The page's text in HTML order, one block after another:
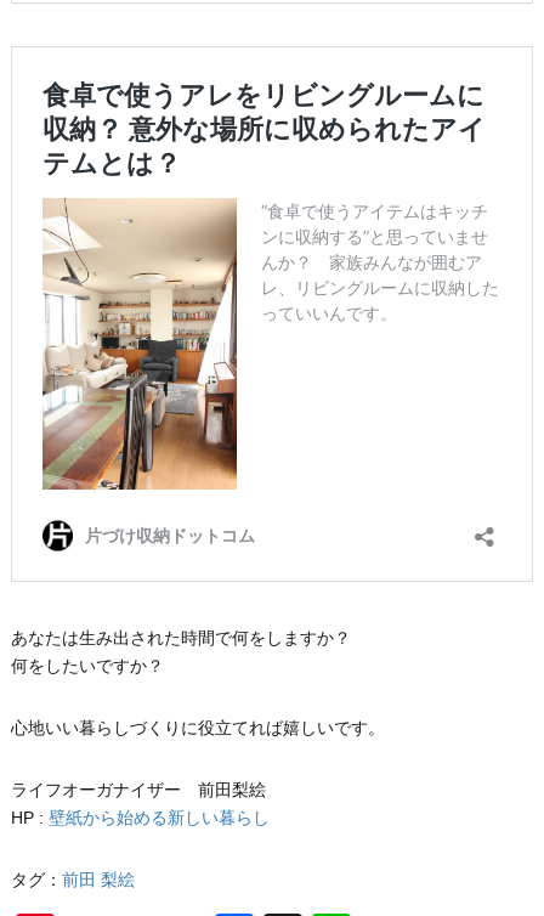
あなたは生み出された時間で何をしますか？
何をしたいですか？
心地いい暮らしづくりに役立てれば嬉しいです。
ライフオーガナイザー 前田梨絵
HP : 壁紙から始める新しい暮らし
タグ： 前田 梨絵